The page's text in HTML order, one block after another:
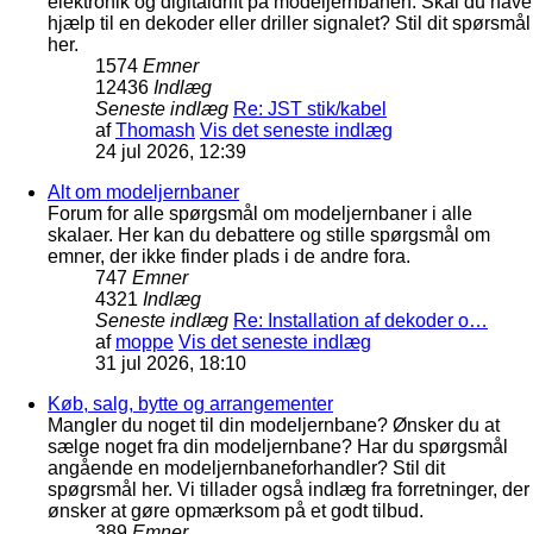
hjælp til en dekoder eller driller signalet? Stil dit spørsmål
her.
1574 Emner
12436 Indlæg
Seneste indlæg Re: JST stik/kabel
afThomash Vis det seneste indlæg
24 jul 2026, 12:39
Alt om modeljernbaner
Forum for alle spørgsmål om modeljernbaner i alle
skalaer. Her kan du debattere og stille spørgsmål om
emner, der ikke finder plads i de andre fora.
747 Emner
4321 Indlæg
Seneste indlæg Re: Installation af dekoder o…
af moppe Vis det seneste indlæg
31 jul 2026, 18:10
Køb, salg, bytte og arrangementer
Mangler du noget til din modeljernbane? Ønsker du at
sælge noget fra din modeljernbane? Har du spørgsmål
angående en modeljernbaneforhandler? Stil dit
spøgrsmål her. Vi tillader også indlæg fra forretninger, der
ønsker at gøre opmærksom på et godt tilbud.